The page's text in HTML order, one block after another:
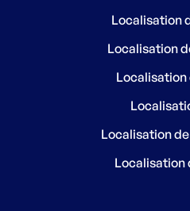
Localisation
Localisation
Localisation
Localisation
Localisation